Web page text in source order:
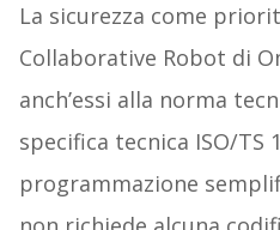
La sicurezza come
Collaborative Robot di
anch’essi alla norma
specifica tecnica ISO/TS
programmazione